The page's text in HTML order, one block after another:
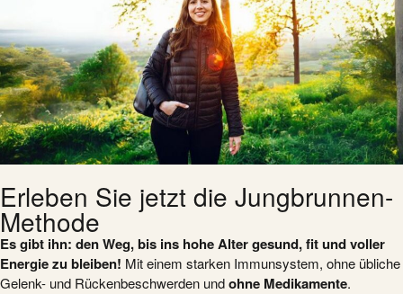
Erleben Sie jetzt die Jungbrunnen-
Methode
Es gibt ihn: den Weg, bis ins hohe Alter gesund, fit und voller
Energie zu bleiben! Mit einem starken Immunsystem, ohne übliche
Gelenk- und Rückenbeschwerden undohne Medikamente.